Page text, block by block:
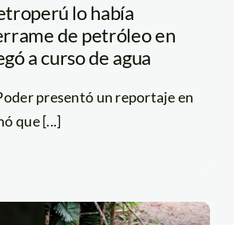
lo había
de petróleo en
a curso de agua
presentó un reportaje en
que [...]